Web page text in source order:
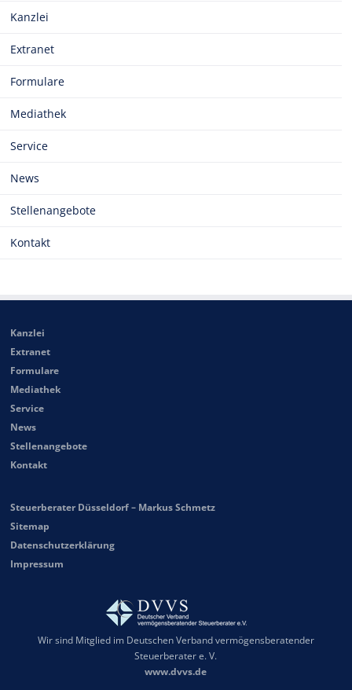
Kanzlei
Extranet
Formulare
Mediathek
Service
News
Stellenangebote
Kontakt
Kanzlei
Extranet
Formulare
Mediathek
Service
News
Stellenangebote
Kontakt
Steuerberater Düsseldorf – Markus Schmetz
Sitemap
Datenschutzerklärung
Impressum
Wir sind Mitglied im Deutschen Verband vermögensberatender
Steuerberater e. V.
www.dvvs.de